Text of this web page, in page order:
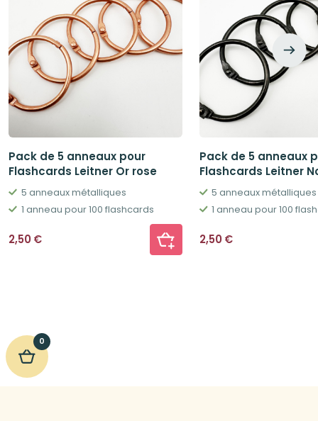
Pack de 5 anneaux pour
Flashcards Leitner Or rose
5 anneaux métalliques
1 anneau pour 100 flashcards
2,50€
Pack de 5 anneaux
Flashcards Leitner
5 anneaux métalliques
1 anneau pour 100
2,50 €
0